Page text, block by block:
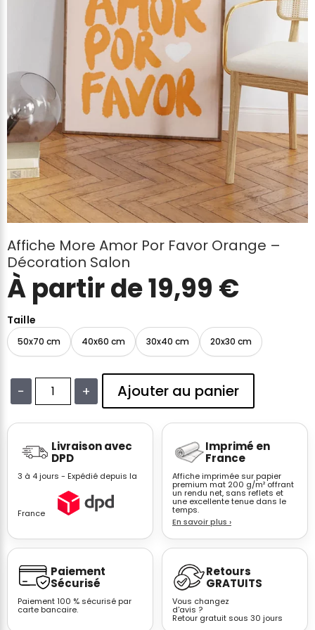
Affiche More Amor Por Favor Orange –
Décoration Salon
À partir de19,99 €
Taille
50x70 cm 40x60 cm 30x40 cm 20x30 cm
−
Affiche
More
Amor
Por
Orange
Décoration
Salon
+ Ajouter au panier
Livraison avec
DPD
3 à 4 jours - Expédié depuis la
France
Imprimé en
France
Affiche imprimée sur papier
premium mat 200 g/m² offrant
un rendu net, sans reflets et
une excellente tenue dans le
temps.
En savoir plus ›
Paiement
Sécurisé
Paiement 100 % sécurisé par
carte bancaire.
Retours
GRATUITS
Vous changez
d'avis ?
Retour gratuit sous 30 jours